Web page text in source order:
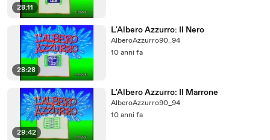
28:11
28:28
L'Albero Azzurro: Il Nero
AlberoAzzurro90_94
10 anni fa
29:42
L'Albero Azzurro: Il Marrone
AlberoAzzurro90_94
10 anni fa